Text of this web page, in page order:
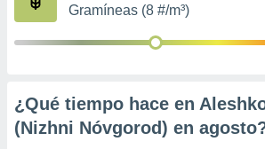
1199
Gramíneas (8 #/m³)
¿Qué tiempo hace en
(Nizhni Nóvgorod) en agosto